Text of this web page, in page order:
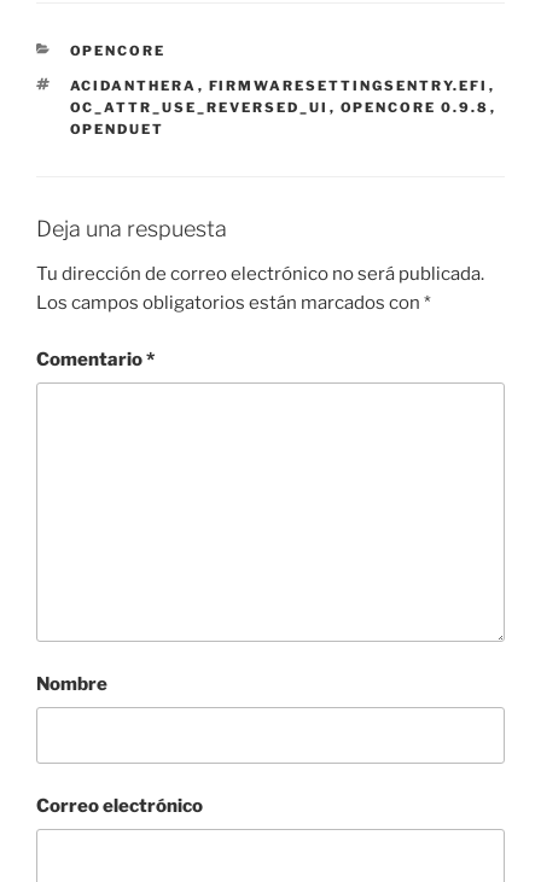
CATEGORÍAS
OPENCORE
ETIQUETAS
ACIDANTHERA , FIRMWARESETTINGSENTRY.EFI ,
OC_ATTR_USE_REVERSED_UI , OPENCORE 0.9.8 ,
OPENDUET
Deja una respuesta
Tu dirección de correo electrónico no será publicada.
Los campos obligatorios están marcados con *
Comentario*
Nombre
Correo electrónico